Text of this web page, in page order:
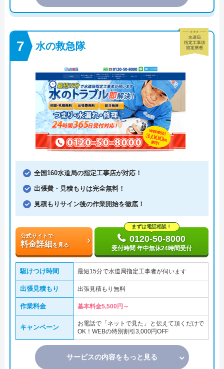
水の救急隊
全国160水道局の指定工事店が対応！
出張費・見積もりは完全無料！
見積もりサイン後の作業開始を徹底！
公式サイトで
料金詳細 を見る
まずは電話相談！
0120-50-8000
受付時間 年中無休24時間受付
駆けつけ時間 最短15分で水道局指定工事者が伺います
出張見積もり 出張見積もり無料
作業料金 基本料金5,500円～
キャンペーン
お電話で「ネットで見た」と伝えて頂くだけで
OK！WEBの特別割引3,000円OFF
サービスの内容をもっと見る